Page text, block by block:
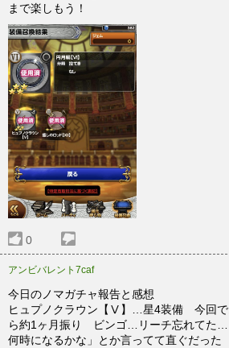
まで楽しもう！
0
アンビバレント7caf
今日のノマガチャ報告と感想
ヒュプノクラウン【Ⅴ】…星4装備 今回
ら約1ヶ月振り ビンゴ…リーチ忘れてた…
何時になるかな」とか言ってて直ぐだった